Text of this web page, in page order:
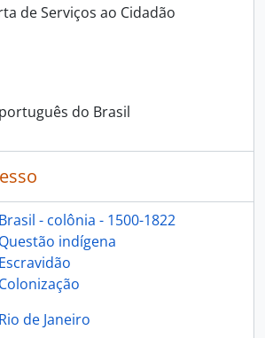
de Serviços ao Cidadão
português do Brasil
Brasil - colônia - 1500-1822
Questão indígena
Escravidão
Colonização
Rio de Janeiro